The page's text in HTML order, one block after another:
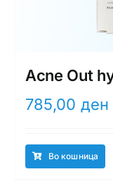
Acne Out
785,00 ден
Во кошница